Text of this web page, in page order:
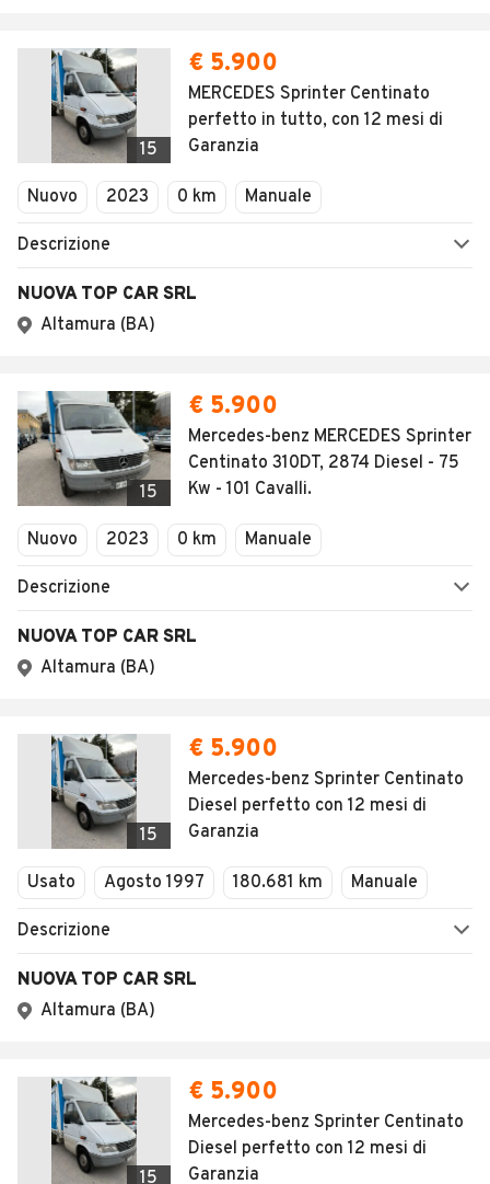
15
€ 5.900
MERCEDES Sprinter Centinato
perfetto in tutto, con 12 mesi di
Garanzia
Nuovo 2023 0 km Manuale
Descrizione
NUOVA TOP CAR SRL
Altamura (BA)
15
€ 5.900
Mercedes-benz MERCEDES Sprinter
Centinato 310DT, 2874 Diesel - 75
Kw - 101 Cavalli.
Nuovo 2023 0 km Manuale
Descrizione
NUOVA TOP CAR SRL
Altamura (BA)
15
€ 5.900
Mercedes-benz Sprinter Centinato
Diesel perfetto con 12 mesi di
Garanzia
Usato Agosto 1997 180.681 km Manuale
Descrizione
NUOVA TOP CAR SRL
Altamura (BA)
15
€ 5.900
Mercedes-benz Sprinter Centinato
Diesel perfetto con 12 mesi di
Garanzia